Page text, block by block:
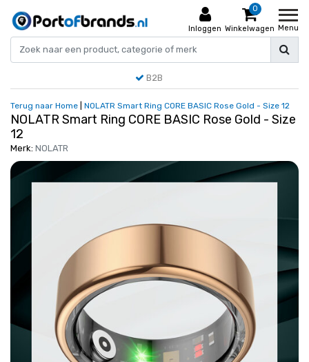
Inloggen
0
Winkelwagen Menu
B2B
Terug naar Home NOLATR Smart Ring CORE BASIC Rose Gold - Size 12
NOLATR Smart Ring CORE BASIC Rose Gold - Size
12
Merk: NOLATR